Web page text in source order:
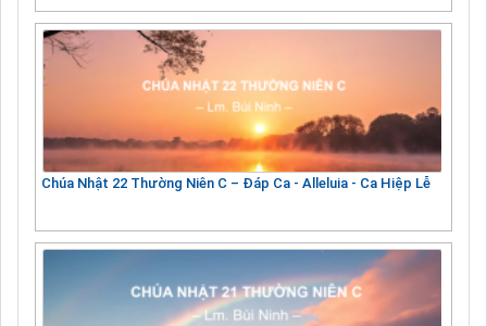
Chúa Nhật 22 Thường Niên C – Đáp Ca - Alleluia - Ca Hiệp Lễ